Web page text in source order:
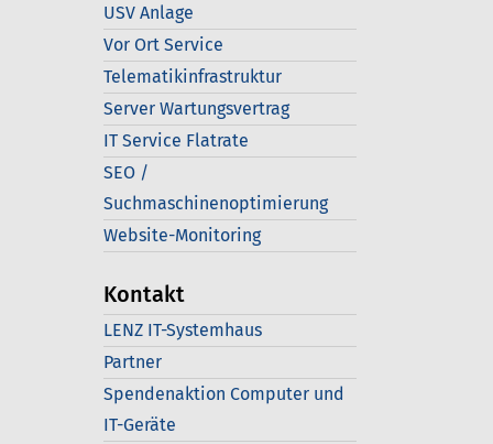
USV Anlage
Vor Ort Service
Telematikinfrastruktur
Server Wartungsvertrag
IT Service Flatrate
SEO /
Suchmaschinenoptimierung
Website-Monitoring
Kontakt
LENZ IT-Systemhaus
Partner
Spendenaktion Computer und
IT-Geräte